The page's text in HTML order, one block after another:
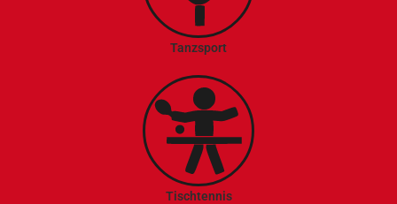
Tanzsport
Tischtennis